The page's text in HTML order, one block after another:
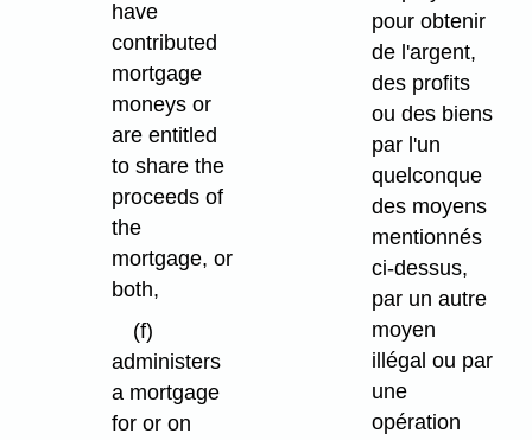
have
contributed
mortgage
moneys or
are entitled
to share the
proceeds of
the
mortgage, or
both,
(f)
administers
a mortgage
for or on
pour obtenir
de l'argent,
des profits
ou des biens
par l'un
quelconque
des moyens
mentionnés
ci-dessus,
par un autre
moyen
illégal ou par
une
opération